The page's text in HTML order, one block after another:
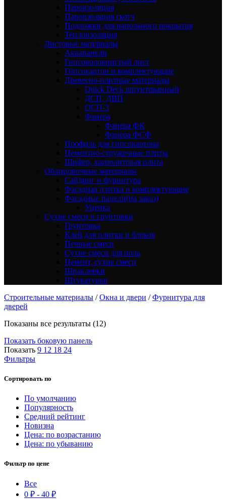
Пароизоляция
Пароизоляция скотч
Подложки для напольного покрытия
Теплоизоляция
Листовые материалы
Аквапанели
Гипсоволокнистый лист
Гипсокартон и комплектующие
Древесно-плитные материалы
Quick Deck шпунтованный
ДСП, ДВП
ОСП-3
Фанера
Фанера ФК
Фанера ФСФ
Профиль для гипсокартона
Цементно-стружечные плиты
Шифер, хризолитовая плита
Облицовочные материалы
Сайдинг и фурнитура
Фасадная плитка и комплектующие
Фасадные панели(на заказ)
Уценка
Сухие смеси и грунтовки
Грунтовка
Клей для плитки и блоков
Печные смеси
Сухие смеси для пола
Цемент, сухие смеси
Шпаклевки
Штукатурки
Строительные материалы /Окна и двери /Фурнитура для
дверей
Показаны все результаты (12)
Показать боковую панель
Показать 9 12 18 24
Фильтры
Сортировать по
По умолчанию
Популярность
Средний рейтинг
Новизна
Цена: по возрастанию
Цена: по убыванию
Фильтр по цене
Все
0 ₽ - 40 ₽